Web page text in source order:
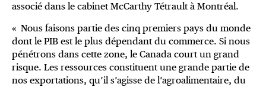
associé dans le cabinet McCarthy Tétrault à Montréal.
« Nous faisons partie des cinq premiers pays du monde
dont le PIB est le plus dépendant du commerce. Si nous
pénétrons dans cette zone, le Canada court un grand
risque. Les ressources constituent une grande partie de
nos exportations, qu’il s’agisse de l’agroalimentaire, du